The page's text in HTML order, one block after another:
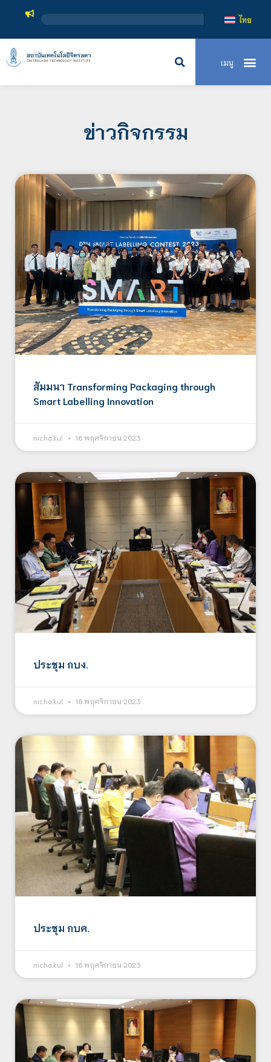
สถาบันเทคโนโลยีจิ
ไทย
ข่าวกิจกรรม
สัมมนา Transforming Packaging through
Smart Labelling Innovation
nicha.kul 16 พฤศจิกายน 2023
ประชุม กบง.
nicha.kul 16 พฤศจิกายน 2023
ประชุม กบค.
nicha.kul 16 พฤศจิกายน 2023